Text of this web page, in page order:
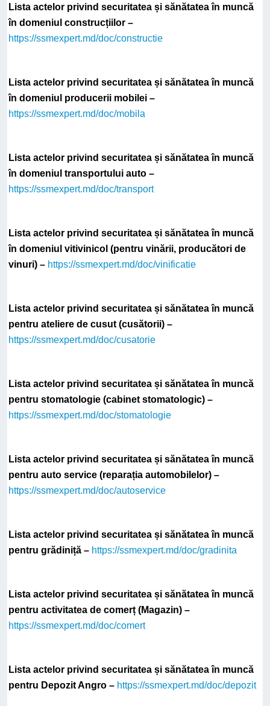
Lista actelor privind securitatea și sănătatea în muncă
în domeniul construcțiilor –
https://ssmexpert.md/doc/constructie
Lista actelor privind securitatea și sănătatea în muncă
în domeniul producerii mobilei –
https://ssmexpert.md/doc/mobila
Lista actelor privind securitatea și sănătatea în muncă
în domeniul transportului auto –
https://ssmexpert.md/doc/transport
Lista actelor privind securitatea și sănătatea în muncă
în domeniul vitivinicol (pentru vinării, producători de
vinuri) – https://ssmexpert.md/doc/vinificatie
Lista actelor privind securitatea și sănătatea în muncă
pentru ateliere de cusut (cusătorii) –
https://ssmexpert.md/doc/cusatorie
Lista actelor privind securitatea și sănătatea în muncă
pentru stomatologie (cabinet stomatologic) –
https://ssmexpert.md/doc/stomatologie
Lista actelor privind securitatea și sănătatea în muncă
pentru auto service (reparația automobilelor) –
https://ssmexpert.md/doc/autoservice
Lista actelor privind securitatea și sănătatea în muncă
pentru grădiniță – https://ssmexpert.md/doc/gradinita
Lista actelor privind securitatea și sănătatea în muncă
pentru activitatea de comerț (Magazin) –
https://ssmexpert.md/doc/comert
Lista actelor privind securitatea și sănătatea în muncă
pentru Depozit Angro – https://ssmexpert.md/doc/depozit